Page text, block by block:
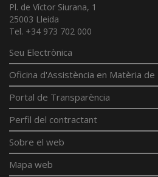
Pl. de Víctor Siurana, 1
25003 Lleida
Tel. +34 973 702 000
Seu Electrònica
Oficina d'Assistència en Matèria
Portal de Transparència
Perfil del contractant
Sobre el web
Mapa web